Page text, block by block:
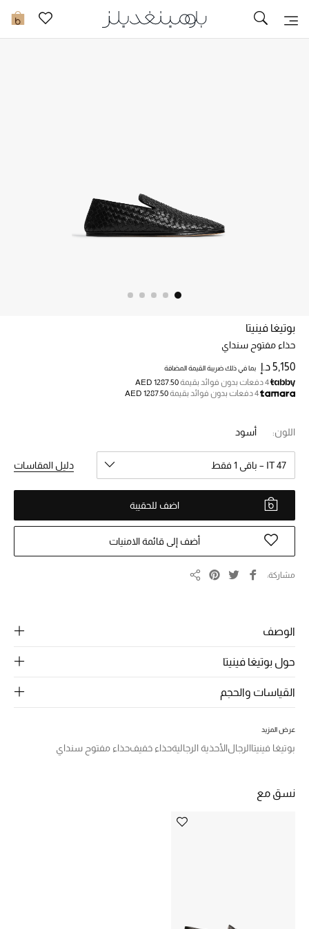
0 تخفيضات
خصم حتى 70%
تسوقوا الآن
ما وصلنا حديثاً
النساء
الحقائب النسائية
الأطفال
المجوهرات
بوتيغا فينيتا
حذاء مفتوح سنداي
5,150 د.إ بما في ذلك ضريبة القيمة المضافة
4 دفعات بدون فوائد بقيمة
AED 1287.50
4 دفعات بدون فوائد بقيمة
AED 1287.50
اللون: أسود
IT 47 – باقي 1 فقط دليل المقاسات
اضف للحقيبة
أضف إلى قائمة الامنيات
مشاركة
الوصف
حول بوتيغا فينيتا
القياسات والحجم
عرض المزيد
بوتيغا فينيتاالرجالالأحذية الرجاليةحذاء خفيفحذاء مفتوح سنداي
نسق مع